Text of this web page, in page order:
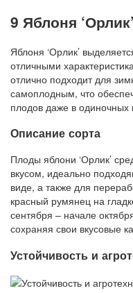
9 Яблоня ‘Орлик’
Яблоня ‘Орлик’
отличными
отлично подходит для
самоплодным, что
плодов даже в одиночных
Описание сорта
Плоды яблони ‘Орлик’
вкусом, идеально
виде, а также для
красный румянец на
сентября – начале
сохраняя свои вкусовые
Устойчивость и